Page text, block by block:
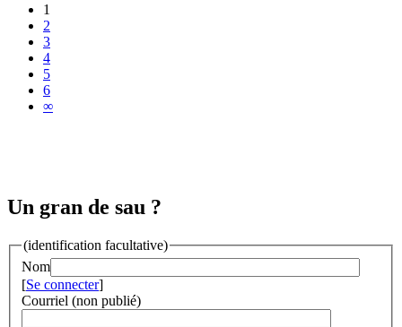
1
2
3
4
5
6
∞
Un gran de sau ?
(identification facultative)
Nom
[Se connecter]
Courriel (non publié)